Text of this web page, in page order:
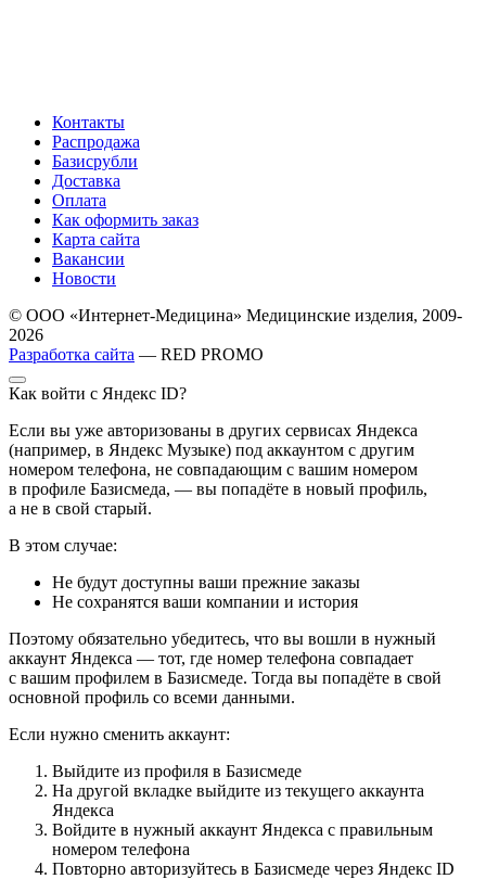
Контакты
Распродажа
Базисрубли
Доставка
Оплата
Как оформить заказ
Карта сайта
Вакансии
Новости
© ООО «Интернет-Медицина» Медицинские изделия, 2009-
2026
Разработка сайта — RED PROMO
Как войти с Яндекс ID?
Если вы уже авторизованы в других сервисах Яндекса
(например, в Яндекс Музыке) под аккаунтом с другим
номером телефона, не совпадающим с вашим номером
в профиле Базисмеда, — вы попадёте в новый профиль,
а не в свой старый.
В этом случае:
Не будут доступны ваши прежние заказы
Не сохранятся ваши компании и история
Поэтому обязательно убедитесь, что вы вошли в нужный
аккаунт Яндекса — тот, где номер телефона совпадает
с вашим профилем в Базисмеде. Тогда вы попадёте в свой
основной профиль со всеми данными.
Если нужно сменить аккаунт:
Выйдите из профиля в Базисмеде
На другой вкладке выйдите из текущего аккаунта
Яндекса
Войдите в нужный аккаунт Яндекса с правильным
номером телефона
Повторно авторизуйтесь в Базисмеде через Яндекс ID